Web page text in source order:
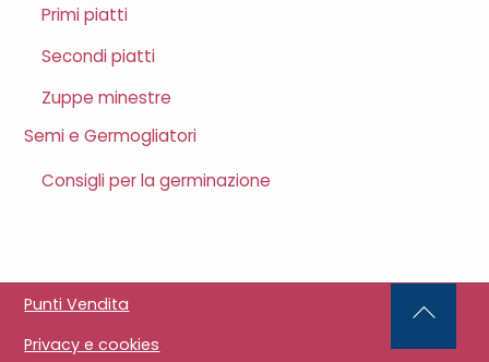
Primi piatti
Secondi piatti
Zuppe minestre
Semi e Germogliatori
Consigli per la germinazione
Punti Vendita
Privacy e cookies